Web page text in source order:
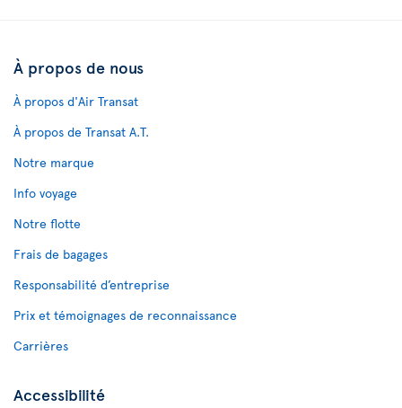
À propos de nous
À propos d'Air Transat
À propos de Transat A.T.
Notre marque
Info voyage
Notre flotte
Frais de bagages
Responsabilité d’entreprise
Prix et témoignages de reconnaissance
Carrières
Accessibilité